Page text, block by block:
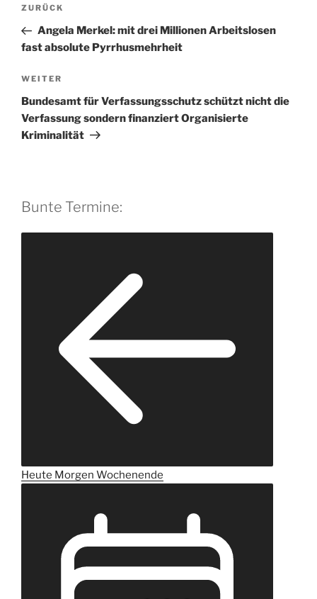
Vorheriger
Beitrag
ZURÜCK
Angela Merkel: mit drei Millionen Arbeitslosen
fast absolute Pyrrhusmehrheit
Nächster
Beitrag
WEITER
Bundesamt für Verfassungsschutz schützt nicht die
Verfassung sondern finanziert Organisierte
Kriminalität
Bunte Termine:
Heute Morgen Wochenende